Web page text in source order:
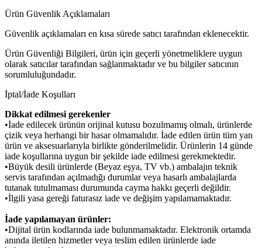
Ürün Güvenlik Açıklamaları
Güvenlik açıklamaları en kısa sürede satıcı tarafından eklenecektir.
Ürün Güvenliği Bilgileri, ürün için geçerli yönetmeliklere uygun
olarak satıcılar tarafından sağlanmaktadır ve bu bilgiler satıcının
sorumluluğundadır.
İptal/İade Koşulları
Dikkat edilmesi gerekenler
•İade edilecek ürünün orijinal kutusu bozulmamış olmalı, ürünlerde
çizik veya herhangi bir hasar olmamalıdır. İade edilen ürün tüm yan
ürün ve aksesuarlarıyla birlikte gönderilmelidir. Ürünlerin 14 günde
iade koşullarına uygun bir şekilde iade edilmesi gerekmektedir.
•Büyük desili ürünlerde (Beyaz eşya, TV vb.) ambalajın teknik
servis tarafından açılmadığı durumlar veya hasarlı ambalajlarda
tutanak tutulmaması durumunda cayma hakkı geçerli değildir.
•İlgili yasa gereği faturasız iade ve değişim yapılamamaktadır.
İade yapılamayan ürünler:
•Dijital ürün kodlarında iade bulunmamaktadır. Elektronik ortamda
anında iletilen hizmetler veya teslim edilen ürünlerde iade